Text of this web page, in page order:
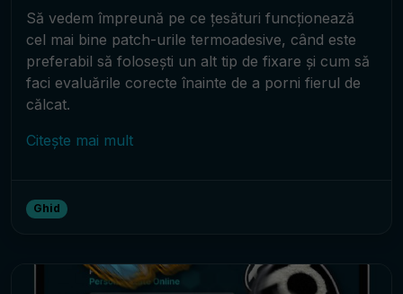
Să vedem împreună pe ce țesături funcționează
cel mai bine patch-urile termoadesive, când este
preferabil să folosești un alt tip de fixare și cum să
faci evaluările corecte înainte de a porni fierul de
călcat.
Citește mai mult
Ghid